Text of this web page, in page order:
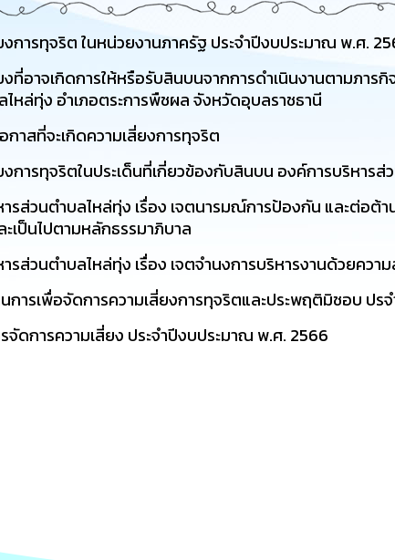
งการทุจริต ในหน่วยงานภาครัฐ ประจำปีงบประมาณ พ.ศ.
งที่อาจเกิดการให้หรือรับสินบนจากการดำเนินงานตามภา
หล่ทุ่ง อำเภอตระการพืชผล จังหวัดอุบลราชธานี
าสที่จะเกิดความเสี่ยงการทุจริต
งการทุจริตในประเด็นที่เกี่ยวข้องกับสินบน องค์การบริหาร
รส่วนตำบลไหล่ทุ่ง เรื่อง เจตนารมณ์การป้องกัน และต่อต้
เป็นไปตามหลักธรรมาภิบาล
รส่วนตำบลไหล่ทุ่ง เรื่อง เจตจำนงการบริหารงานด้วยควา
การเพื่อจัดการความเสี่ยงการทุจริตและประพฤติมิชอบ ป
จัดการความเสี่ยง ประจำปีงบประมาณ พ.ศ. 2566